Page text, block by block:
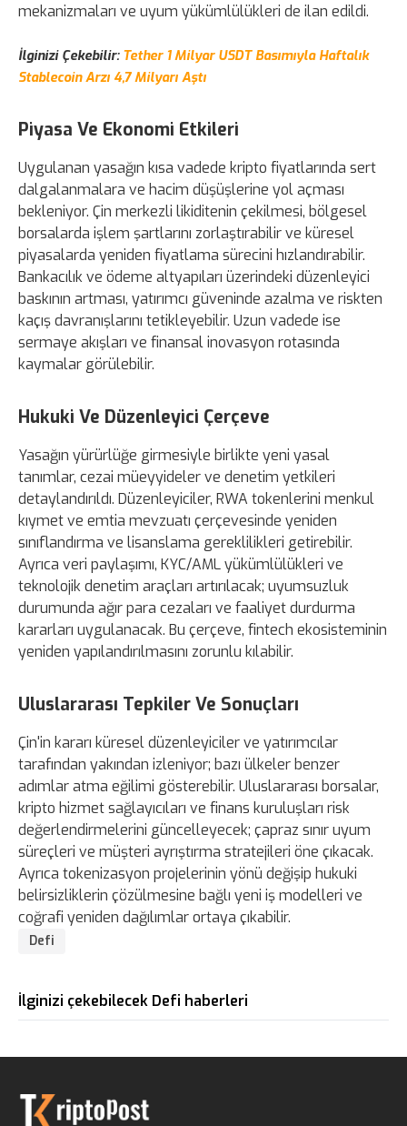
mekanizmaları ve uyum yükümlülükleri de ilan edildi.
İlginizi Çekebilir: Tether 1 Milyar USDT Basımıyla Haftalık
Stablecoin Arzı 4,7 Milyarı Aştı
Piyasa Ve Ekonomi Etkileri
Uygulanan yasağın kısa vadede kripto fiyatlarında sert
dalgalanmalara ve hacim düşüşlerine yol açması
bekleniyor. Çin merkezli likiditenin çekilmesi, bölgesel
borsalarda işlem şartlarını zorlaştırabilir ve küresel
piyasalarda yeniden fiyatlama sürecini hızlandırabilir.
Bankacılık ve ödeme altyapıları üzerindeki düzenleyici
baskının artması, yatırımcı güveninde azalma ve riskten
kaçış davranışlarını tetikleyebilir. Uzun vadede ise
sermaye akışları ve finansal inovasyon rotasında
kaymalar görülebilir.
Hukuki Ve Düzenleyici Çerçeve
Yasağın yürürlüğe girmesiyle birlikte yeni yasal
tanımlar, cezai müeyyideler ve denetim yetkileri
detaylandırıldı. Düzenleyiciler, RWA tokenlerini menkul
kıymet ve emtia mevzuatı çerçevesinde yeniden
sınıflandırma ve lisanslama gereklilikleri getirebilir.
Ayrıca veri paylaşımı, KYC/AML yükümlülükleri ve
teknolojik denetim araçları artırılacak; uyumsuzluk
durumunda ağır para cezaları ve faaliyet durdurma
kararları uygulanacak. Bu çerçeve, fintech ekosisteminin
yeniden yapılandırılmasını zorunlu kılabilir.
Uluslararası Tepkiler Ve Sonuçları
Çin'in kararı küresel düzenleyiciler ve yatırımcılar
tarafından yakından izleniyor; bazı ülkeler benzer
adımlar atma eğilimi gösterebilir. Uluslararası borsalar,
kripto hizmet sağlayıcıları ve finans kuruluşları risk
değerlendirmelerini güncelleyecek; çapraz sınır uyum
süreçleri ve müşteri ayrıştırma stratejileri öne çıkacak.
Ayrıca tokenizasyon projelerinin yönü değişip hukuki
belirsizliklerin çözülmesine bağlı yeni iş modelleri ve
coğrafi yeniden dağılımlar ortaya çıkabilir.
Defi
İlginizi çekebilecek Defi haberleri